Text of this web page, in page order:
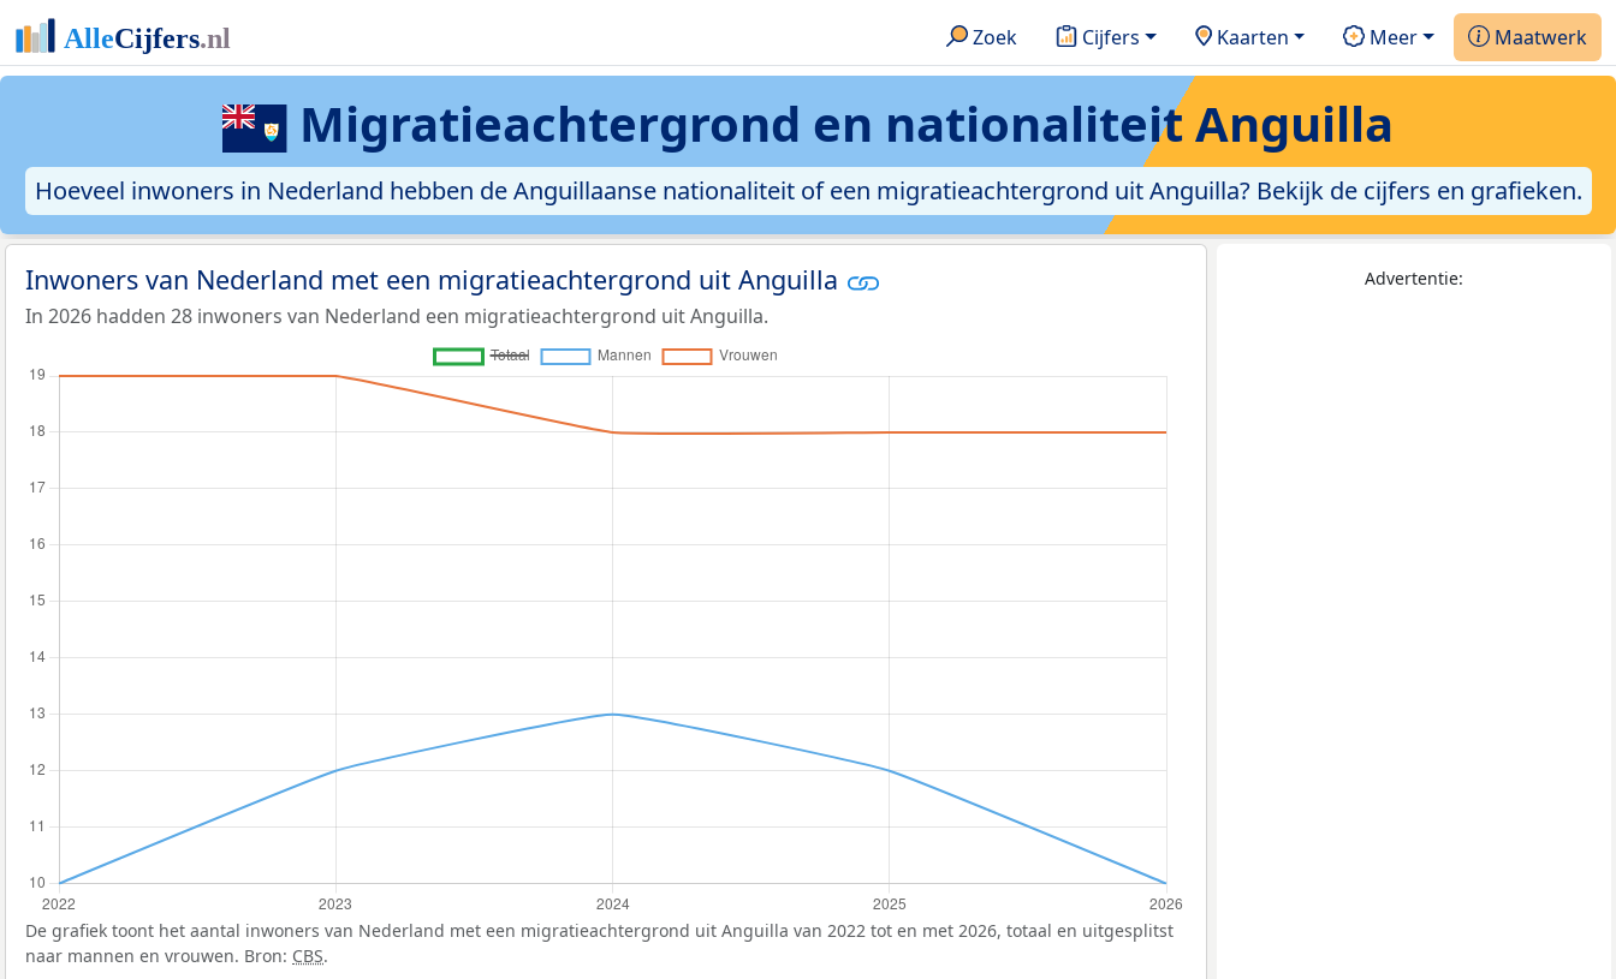
Zoek Cijfers Kaarten Meer Maatwerk
Migratieachtergrond en nationaliteit Anguilla
Hoeveel inwoners in Nederland hebben de Anguillaanse nationaliteit of een migratieachtergrond uit Anguilla? Bekijk de cijfers en grafieken.
Inwoners van Nederland met een migratieachtergrond uit Anguilla
In 2026 hadden 28 inwoners van Nederland een migratieachtergrond uit Anguilla.
De grafiek toont het aantal inwoners van Nederland met een migratieachtergrond uit Anguilla van 2022 tot en met 2026, totaal en uitgesplitst
naar mannen en vrouwen. Bron: CBS.
Advertentie: